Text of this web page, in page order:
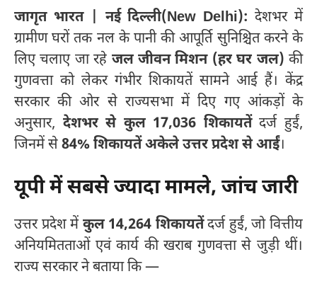
जागृत भारत | नई दिल्ली(New Delhi): देशभर में
ग्रामीण घरों तक नल के पानी की आपूर्ति सुनिश्चित करने के
लिए चलाए जा रहे जल जीवन मिशन (हर घर जल) की
गुणवत्ता को लेकर गंभीर शिकायतें सामने आई हैं। केंद्र
सरकार की ओर से राज्यसभा में दिए गए आंकड़ों के
अनुसार, देशभर से कुल 17,036 शिकायतेंदर्ज हुईं,
जिनमें से84% शिकायतें अकेले उत्तर प्रदेश से आईं।
यूपी में सबसे ज्यादा मामले, जांच जारी
उत्तर प्रदेश मेंकुल 14,264 शिकायतेंदर्ज हुईं, जो वित्तीय
अनियमितताओं एवं कार्य की खराब गुणवत्ता से जुड़ी थीं।
राज्य सरकार ने बताया कि —